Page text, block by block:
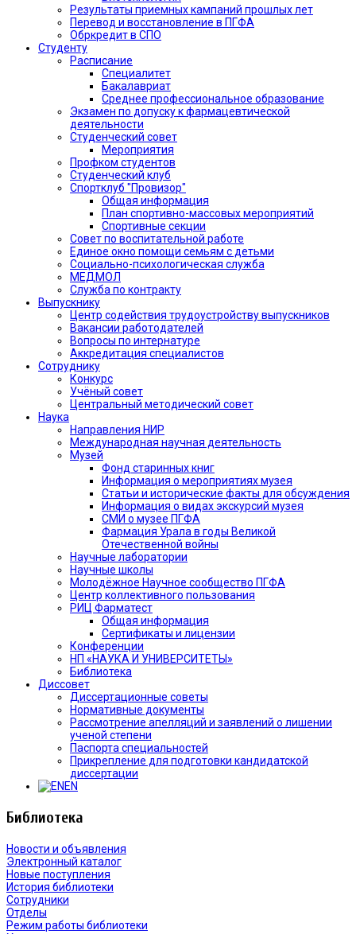
Результаты приемных кампаний прошлых лет
Перевод и восстановление в ПГФА
Обркредит в СПО
Студенту
Расписание
Специалитет
Бакалавриат
Среднее профессиональное образование
Экзамен по допуску к фармацевтической
деятельности
Студенческий совет
Мероприятия
Профком студентов
Студенческий клуб
Спортклуб "Провизор"
Общая информация
План спортивно-массовых мероприятий
Спортивные секции
Совет по воспитательной работе
Единое окно помощи семьям с детьми
Социально-психологическая служба
МЕДМОЛ
Служба по контракту
Выпускнику
Центр содействия трудоустройству выпускников
Вакансии работодателей
Вопросы по интернатуре
Аккредитация специалистов
Сотруднику
Конкурс
Учёный совет
Центральный методический совет
Наука
Направления НИР
Международная научная деятельность
Музей
Фонд старинных книг
Информация о мероприятиях музея
Статьи и исторические факты для обсуждения
Информация о видах экскурсий музея
СМИ о музее ПГФА
Фармация Урала в годы Великой
Отечественной войны
Научные лаборатории
Научные школы
Молодёжное Научное сообщество ПГФА
Центр коллективного пользования
РИЦ Фарматест
Общая информация
Сертификаты и лицензии
Конференции
НП «НАУКА И УНИВЕРСИТЕТЫ»
Библиотека
Диссовет
Диссертационные советы
Нормативные документы
Рассмотрение апелляций и заявлений о лишении
ученой степени
Паспорта специальностей
Прикрепление для подготовки кандидатской
диссертации
EN
Библиотека
Новости и объявления
Электронный каталог
Новые поступления
История библиотеки
Сотрудники
Отделы
Режим работы библиотеки